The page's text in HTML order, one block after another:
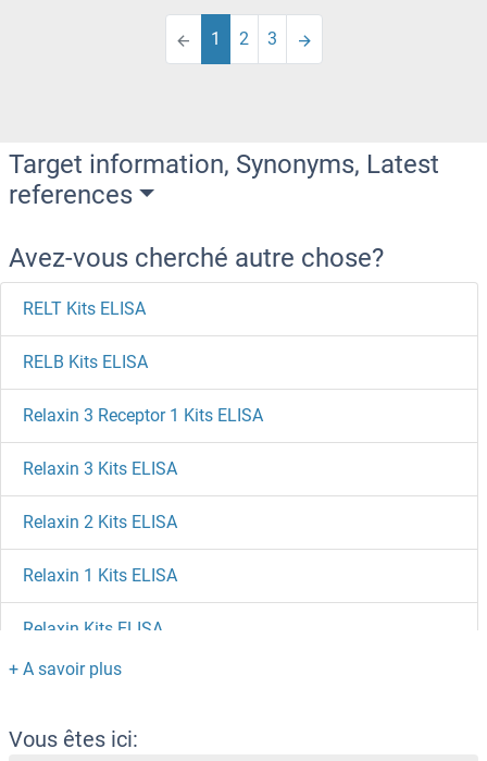
1 2 3
Target information, Synonyms, Latest
references
Avez-vous cherché autre chose?
RELT Kits ELISA
RELB Kits ELISA
Relaxin 3 Receptor 1 Kits ELISA
Relaxin 3 Kits ELISA
Relaxin 2 Kits ELISA
Relaxin 1 Kits ELISA
Relaxin Kits ELISA
Regulator of G-Protein Signaling 5 Kits ELISA
Regucalcin Kits ELISA
Vous êtes ici: